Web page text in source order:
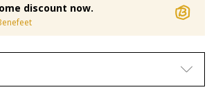
discount now.